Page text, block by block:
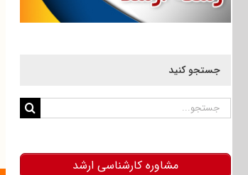
جستجو کنید
جستجو
مشاوره کارشناسی ارشد